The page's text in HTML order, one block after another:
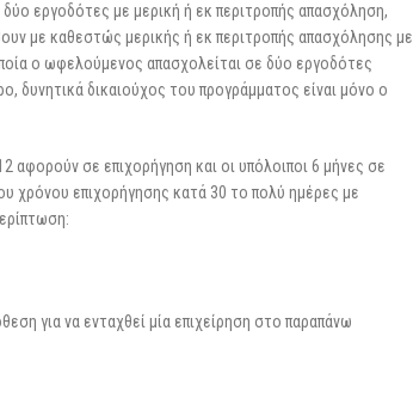
εργοδότες με μερική ή εκ περιτροπής απασχόληση,
με καθεστώς μερικής ή εκ περιτροπής απασχόλησης με
ο ωφελούμενος απασχολείται σε δύο εργοδότες
δυνητικά δικαιούχος του προγράμματος είναι μόνο ο
αφορούν σε επιχορήγηση και οι υπόλοιποι 6 μήνες σε
χρόνου επιχορήγησης κατά 30 το πολύ ημέρες με
για να ενταχθεί μία επιχείρηση στο παραπάνω